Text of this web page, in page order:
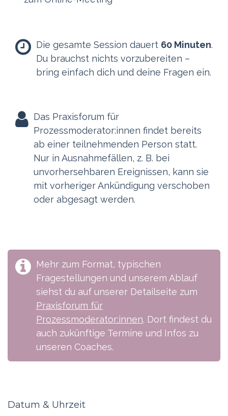
Die gesamte Session dauert 60 Minuten.
Du brauchst nichts vorzubereiten –
bring einfach dich und deine Fragen ein.
Das Praxisforum für
Prozessmoderator:innen findet bereits
ab einer teilnehmenden Person statt.
Nur in Ausnahmefällen, z. B. bei
unvorhersehbaren Ereignissen, kann sie
mit vorheriger Ankündigung verschoben
oder abgesagt werden.
Mehr zum Format, typischen
Fragestellungen und unserem Ablauf
siehst du auf unserer Detailseite zum
Praxisforum für
Prozessmoderator:innen. Dort findest du
auch zukünftige Termine und Infos zu
unseren Coaches.
Datum & Uhrzeit